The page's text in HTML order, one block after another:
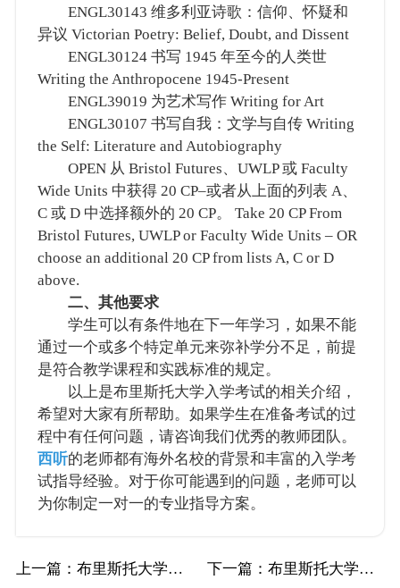
ENGL30143 维多利亚诗歌：信仰、怀疑和
异议 Victorian Poetry: Belief, Doubt, and Dissent
ENGL30124 书写 1945 年至今的人类世
Writing the Anthropocene 1945-Present
ENGL39019 为艺术写作 Writing for Art
ENGL30107 书写自我：文学与自传 Writing
the Self: Literature and Autobiography
OPEN 从 Bristol Futures、UWLP 或 Faculty
Wide Units 中获得 20 CP–或者从上面的列表 A、
C 或 D 中选择额外的 20 CP。 Take 20 CP From
Bristol Futures, UWLP or Faculty Wide Units – OR
choose an additional 20 CP from lists A, C or D
above.
二、其他要求
学生可以有条件地在下一年学习，如果不能
通过一个或多个特定单元来弥补学分不足，前提
是符合教学课程和实践标准的规定。
以上是布里斯托大学入学考试的相关介绍，
希望对大家有所帮助。如果学生在准备考试的过
程中有任何问题，请咨询我们优秀的教师团队。
西听的老师都有海外名校的背景和丰富的入学考
试指导经验。对于你可能遇到的问题，老师可以
为你制定一对一的专业指导方案。
上一篇 ：布里斯托大学Bristol布大英语和西班… 下一篇 ：布里斯托大学Bristol布大社会政策和…